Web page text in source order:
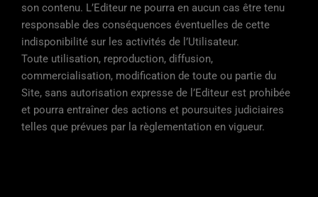
son contenu. L’Editeur ne pourra en aucun cas être tenu
responsable des conséquences éventuelles de cette
indisponibilité sur les activités de l’Utilisateur.
Toute utilisation, reproduction, diffusion,
commercialisation, modification de toute ou partie du
Site, sans autorisation expresse de l’Editeur est prohibée
et pourra entraîner des actions et poursuites judiciaires
telles que prévues par la règlementation en vigueur.